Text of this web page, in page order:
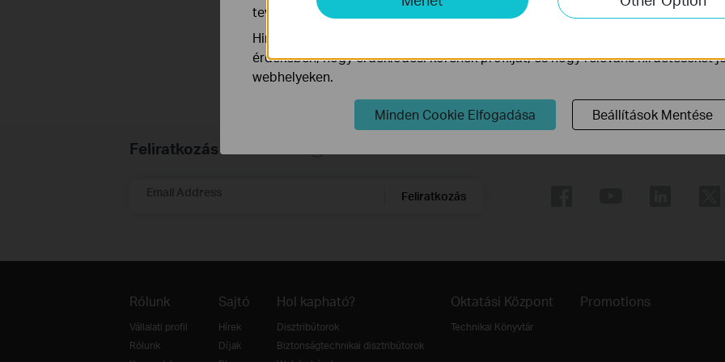
Feliratkozás a hírlevélre
Email Address Feliratkozás
Rólunk
Vállalati profil
Rólunk
Sajtó
Hírek
Díjak
Hol kapható?
Disztribútorok
Biztonságtechnikai disztribútorok
Oktatási Központ
Technikai Könyvtár
Promotions
tevékenységeit, hogy javítsuk és módosítsuk webhelyünk működését.
Hirdetési partnereink a weboldalunkon keresztül marketing cookie -kat
érdekében, hogy érdeklődési körének profilját, és hogy releváns hirdetéseket
webhelyeken.
Minden Cookie Elfogadása Beállítások Mentése